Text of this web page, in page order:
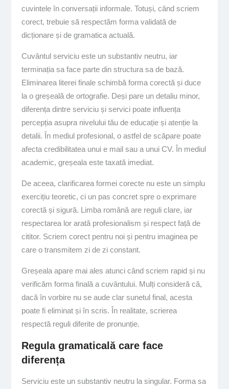
cuvintele în conversații informale. Totuși, când scriem
corect, trebuie să respectăm forma validată de
dicționare și de gramatica actuală.
Cuvântul serviciu este un substantiv neutru, iar
terminația sa face parte din structura sa de bază.
Eliminarea literei finale schimbă forma corectă și duce
la o greșeală de ortografie. Deși pare un detaliu minor,
diferența dintre serviciu și servici poate influența
percepția asupra nivelului tău de educație și atenție la
detalii. În mediul profesional, o astfel de scăpare poate
afecta credibilitatea unui e mail sau a unui CV. În mediul
academic, greșeala este taxată imediat.
De aceea, clarificarea formei corecte nu este un simplu
exercițiu teoretic, ci un pas concret spre o exprimare
corectă și sigură. Limba română are reguli clare, iar
respectarea lor arată profesionalism și respect față de
cititor. Scriem corect pentru noi și pentru imaginea pe
care o transmitem zi de zi constant.
Greșeala apare mai ales atunci când scriem rapid și nu
verificăm forma finală a cuvântului. Mulți consideră că,
dacă în vorbire nu se aude clar sunetul final, acesta
poate fi eliminat și în scris. În realitate, scrierea
respectă reguli diferite de pronunție.
Regula gramaticală care face
diferența
Serviciu este un substantiv neutru la singular. Forma sa